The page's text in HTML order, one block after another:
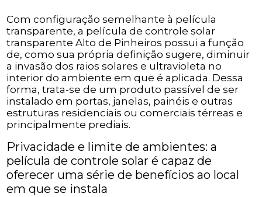
Com configuração semelhante à película
transparente, a película de controle solar
transparente Alto de Pinheiros possui a função
de, como sua própria definição sugere, diminuir
a invasão dos raios solares e ultravioleta no
interior do ambiente em que é aplicada. Dessa
forma, trata-se de um produto passível de ser
instalado em portas, janelas, painéis e outras
estruturas residenciais ou comerciais térreas e
principalmente prediais.
Privacidade e limite de ambientes: a
película de controle solar é capaz de
oferecer uma série de benefícios ao local
em que se instala